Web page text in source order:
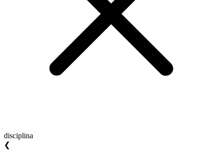
disciplina
❮